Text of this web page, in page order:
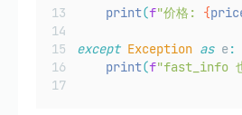
print(f"价格: {
except Exception as e :
print(f"fast_info